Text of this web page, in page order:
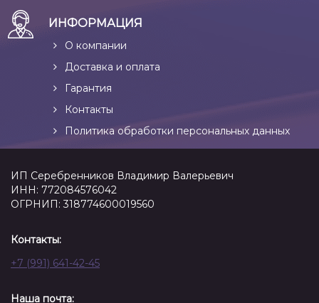
ИНФОРМАЦИЯ
О компании
Доставка и оплата
Гарантия
Контакты
Политика обработки персональных данных
ИП Серебренников Владимир Валерьевич
ИНН: 772084576042
ОГРНИП: 318774600019560
Контакты:
+7 (991) 641-42-45
Наша почта: